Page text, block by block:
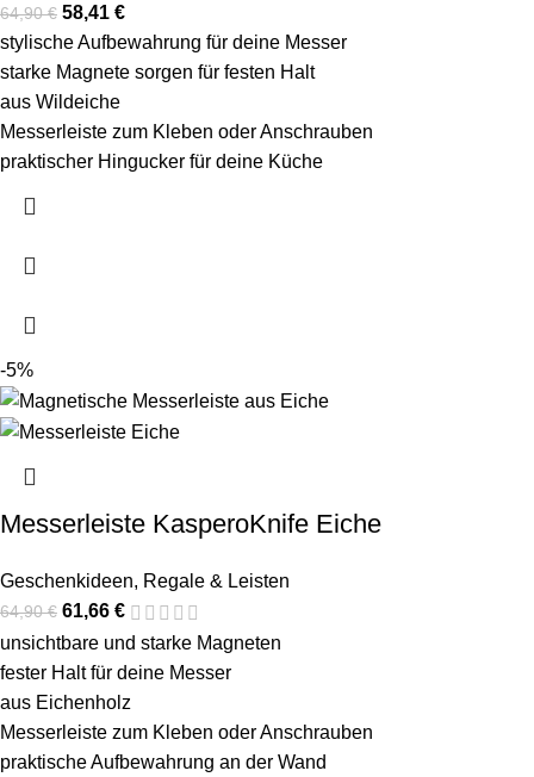
64,90€ 58,41 €
stylische Aufbewahrung für deine Messer
starke Magnete sorgen für festen Halt
aus Wildeiche
Messerleiste zum Kleben oder Anschrauben
praktischer Hingucker für deine Küche
-5%
Messerleiste KasperoKnife Eiche
Geschenkideen, Regale & Leisten
64,90€ 61,66 €
unsichtbare und starke Magneten
fester Halt für deine Messer
aus Eichenholz
Messerleiste zum Kleben oder Anschrauben
praktische Aufbewahrung an der Wand